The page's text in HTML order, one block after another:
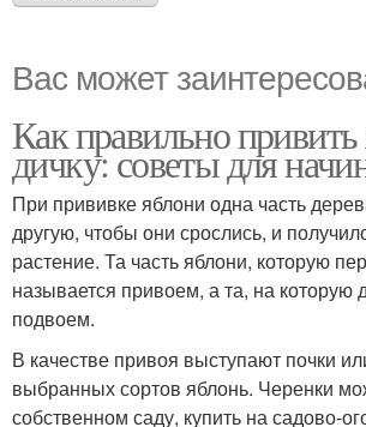
Вас может
Как правильно
дичку: советы для
При прививке яблони одна часть
другую, чтобы они срослись, и
растение. Та часть яблони, которую
называется привоем, а та, на которую
подвоем.
В качестве привоя выступают почки
выбранных сортов яблонь. Черенки
собственном саду, купить на садово-